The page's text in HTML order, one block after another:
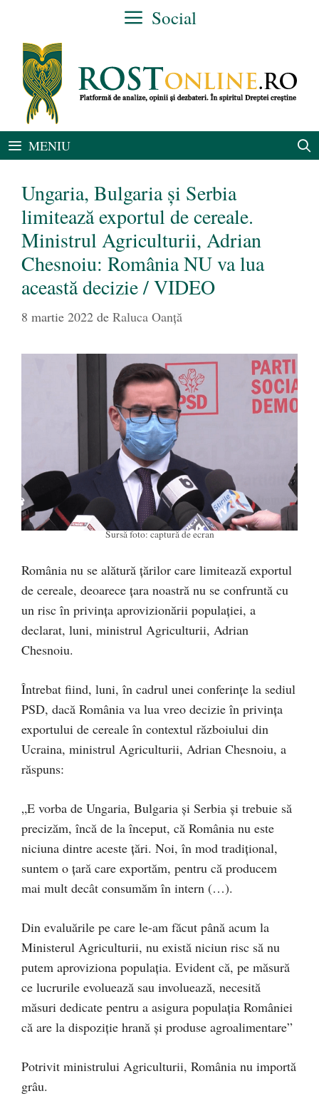
conținut
Social
MENIU
Ungaria, Bulgaria şi Serbia
limitează exportul de cereale.
Ministrul Agriculturii, Adrian
Chesnoiu: România NU va lua
această decizie / VIDEO
8 martie 2022 de Raluca Oanță
Sursă foto: captură de ecran
România nu se alătură țărilor care limitează exportul
de cereale, deoarece țara noastră nu se confruntă cu
un risc în privința aprovizionării populației, a
declarat, luni, ministrul Agriculturii, Adrian
Chesnoiu.
Întrebat fiind, luni, în cadrul unei conferințe la sediul
PSD, dacă România va lua vreo decizie în privința
exportului de cereale în contextul războiului din
Ucraina, ministrul Agriculturii, Adrian Chesnoiu, a
răspuns:
„E vorba de Ungaria, Bulgaria şi Serbia şi trebuie să
precizăm, încă de la început, că România nu este
niciuna dintre aceste ţări. Noi, în mod tradiţional,
suntem o ţară care exportăm, pentru că producem
mai mult decât consumăm în intern (…).
Din evaluările pe care le-am făcut până acum la
Ministerul Agriculturii, nu există niciun risc să nu
putem aproviziona populaţia. Evident că, pe măsură
ce lucrurile evoluează sau involuează, necesită
măsuri dedicate pentru a asigura populaţia României
că are la dispoziţie hrană şi produse agroalimentare”
Potrivit ministrului Agriculturii, România nu importă
grâu.